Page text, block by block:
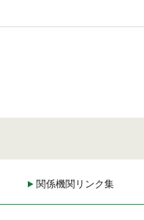
関係機関リンク集